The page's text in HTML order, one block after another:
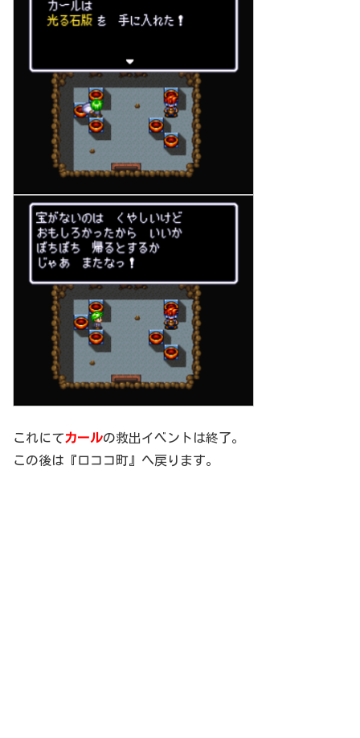
これにてカールの救出イベントは終了。
この後は『ロココ町』へ戻ります。